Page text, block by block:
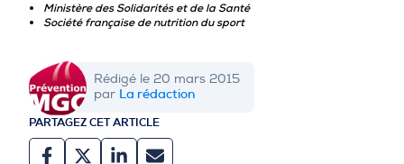
Ministère des Solidarités et de la Santé
Société française de nutrition du sport
Rédigé le 20 mars 2015
par La rédaction
PARTAGEZ CET ARTICLE